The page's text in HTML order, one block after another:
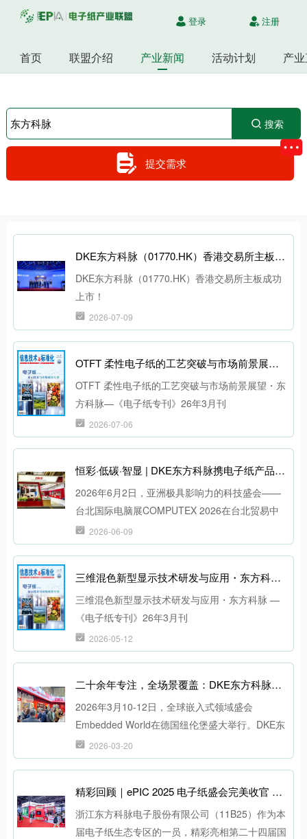
登录 注册
首页 联盟介绍 产业新闻 活动计划 产
搜索
提交需求
DKE东方科脉（01770.HK）香港交易所主板成功上市！
DKE东方科脉（01770.HK）香港交易所主板成功
上市！
2026-07-09
OTFT 柔性电子纸的工艺突破与市场前景展望・东方科脉—《电子纸专刊》26年3月刊
OTFT 柔性电子纸的工艺突破与市场前景展望・东
方科脉—《电子纸专刊》26年3月刊
2026-07-06
恒彩·低碳·智显 | DKE东方科脉携电子纸产品方案首秀2026台北国际电脑展
2026年6月2日，亚洲极具影响力的科技盛会——
台北国际电脑展COMPUTEX 2026在台北贸易中
心盛大开幕。DKE东方科脉作为全球专业电子纸显
示技术制造服务商，携核心电子纸产品技术与多场
展示“恒彩·低碳·智显”的全新生态与未来趋势。
2026-06-09
三维混色新型显示技术研发与应用・东方科脉 —《电子纸专刊》26年3月刊
三维混色新型显示技术研发与应用・东方科脉 —
《电子纸专刊》26年3月刊
2026-05-12
二十余年专注，全场景覆盖：DKE东方科脉亮相Embedded World 2026，展现电子纸显示技术无限可能
2026年3月10-12日，全球嵌入式领域盛会
Embedded World在德国纽伦堡盛大举行。DKE东
方科脉值此成立二十一载之际，携全尺寸、全系
列、全场景的电子纸显示产品技术及创新应用解决
2026-03-20
精彩回顾｜ePIC 2025 电子纸盛会完美收官 东方科脉亮相1200m²电子纸生态展区
浙江东方科脉电子股份有限公司（11B25）作为本
届电子纸生态专区的一员，精彩亮相第二十四届国